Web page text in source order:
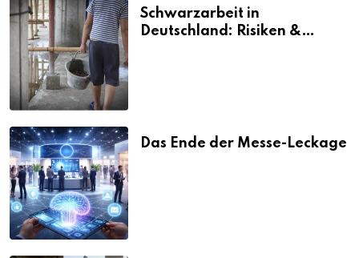
Schwarzarbeit in
Deutschland: Risiken &
Das Ende der Messe-Leckage